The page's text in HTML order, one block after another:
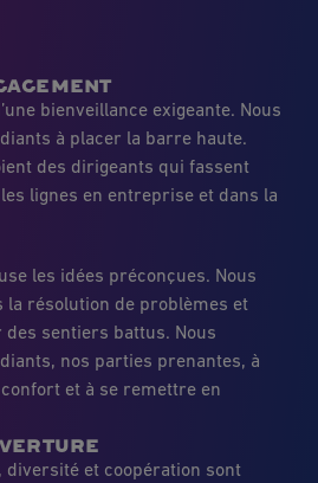
bienveillance exigeante. Nous
à placer la barre haute.
des dirigeants qui fassent
lignes en entreprise et dans la
les idées préconçues. Nous
la résolution de problèmes et
des sentiers battus. Nous
nos parties prenantes, à
et à se remettre en
diversité et coopération sont